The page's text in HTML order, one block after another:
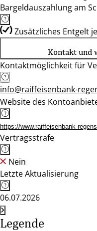
Bargeldauszahlung am
Zusätzliches Entgelt
Kontakt und
Kontaktmöglichkeit für
info@raiffeisenbank-
Website des
https://www.raiffeisenbank-
Vertragsstrafe
Nein
Letzte Aktualisierung
06.07.2026
Legende